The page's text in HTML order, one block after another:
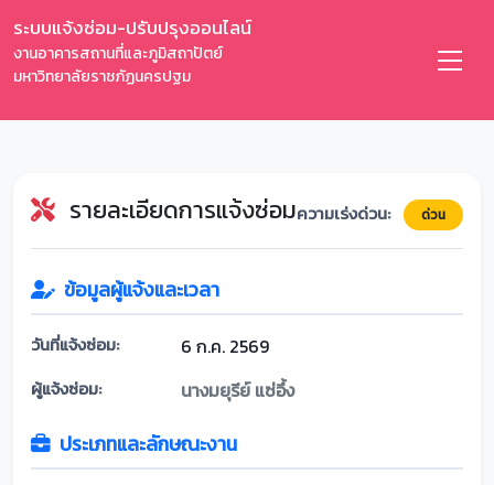
ระบบแจ้งซ่อม-ปรับปรุงออนไลน์
งานอาคารสถานที่และภูมิสถาปัตย์
มหาวิทยาลัยราชภัฏนครปฐม
รายละเอียดการแจ้งซ่อมความเร่งด่วน: ด่วน
ข้อมูลผู้แจ้งและเวลา
วันที่แจ้งซ่อม: 6 ก.ค. 2569
ผู้แจ้งซ่อม: นางมยุรีย์ แซ่อึ้ง
ประเภทและลักษณะงาน